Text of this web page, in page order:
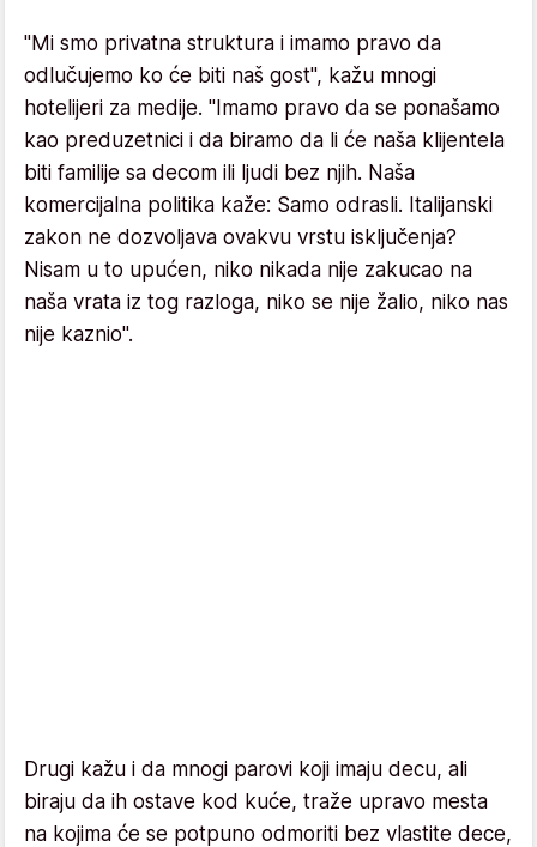
"Mi smo privatna struktura i imamo pravo da
odlučujemo ko će biti naš gost", kažu mnogi
hotelijeri za medije. "Imamo pravo da se ponašamo
kao preduzetnici i da biramo da li će naša klijentela
biti familije sa decom ili ljudi bez njih. Naša
komercijalna politika kaže: Samo odrasli. Italijanski
zakon ne dozvoljava ovakvu vrstu isključenja?
Nisam u to upućen, niko nikada nije zakucao na
naša vrata iz tog razloga, niko se nije žalio, niko nas
nije kaznio".
Drugi kažu i da mnogi parovi koji imaju decu, ali
biraju da ih ostave kod kuće, traže upravo mesta
na kojima će se potpuno odmoriti bez vlastite dece,